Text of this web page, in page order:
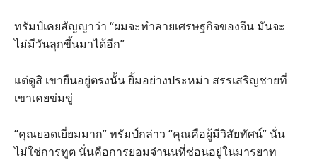
ทรัมป์เคยสัญญาว่า “ผมจะทำลายเศรษฐกิจของจีน มันจะ
ไม่มีวันลุกขึ้นมาได้อีก”
แต่ดูสิ เขายืนอยู่ตรงนั้น ยิ้มอย่างประหม่า สรรเสริญชายที่
เขาเคยข่มขู่
“คุณยอดเยี่ยมมาก” ทรัมป์กล่าว “คุณคือผู้มีวิสัยทัศน์” นั่น
ไม่ใช่การทูต นั่นคือการยอมจำนนที่ซ่อนอยู่ในมารยาท